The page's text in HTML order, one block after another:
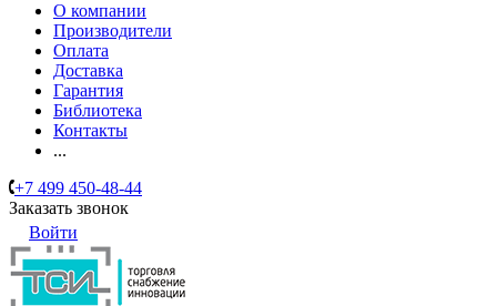
О компании
Производители
Оплата
Доставка
Гарантия
Библиотека
Контакты
...
+7 499 450-48-44
Заказать звонок
Войти